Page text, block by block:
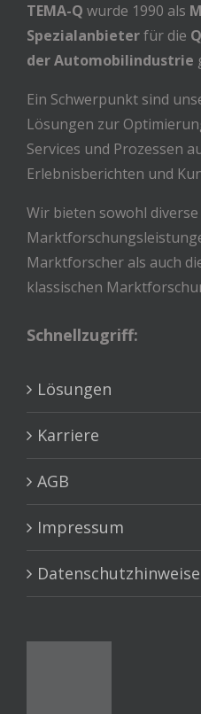
TEMA-Q wurde 1990 als
Spezialanbieterfür die
der Automobilindustrie
Ein Schwerpunkt sind
Lösungen zur
Services und Prozessen
Erlebnisberichten und
Wir bieten sowohl diverse
Marktforscher als auch
klassischen
Schnellzugriff:
Lösungen
Karriere
AGB
Impressum
Datenschutzhinweise